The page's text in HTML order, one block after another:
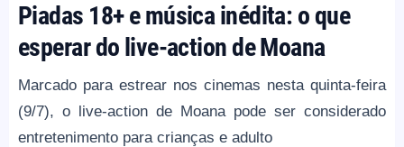
Piadas 18+ e música inédita: o que
esperar do live-action de Moana
Marcado para estrear nos cinemas nesta quinta-feira
(9/7), o live-action de Moana pode ser considerado
entretenimento para crianças e adulto